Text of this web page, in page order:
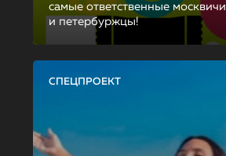
самые ответственные москвичи
и петербуржцы!
СПЕЦПРОЕКТ